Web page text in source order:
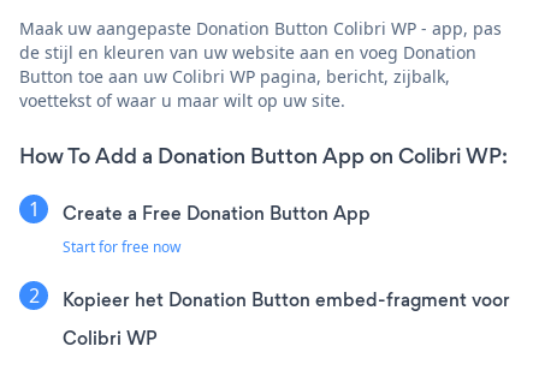
Maak uw aangepaste Donation Button Colibri WP - app, pas
de stijl en kleuren van uw website aan en voeg Donation
Button toe aan uw Colibri WP pagina, bericht, zijbalk,
voettekst of waar u maar wilt op uw site.
How To Add a Donation Button App on Colibri WP:
Create a Free Donation Button App
Start for free now
Kopieer het Donation Button embed-fragment voor
Colibri WP